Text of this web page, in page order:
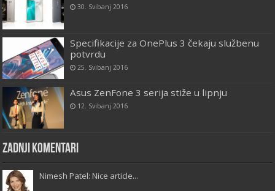
30. Svibanj 2016
Specifikacije za OnePlus 3 čekaju službenu
potvrdu
25. Svibanj 2016
Asus ZenFone 3 serija stiže u lipnju
12. Svibanj 2016
Zadnji komentari
Nimesh Patel: Nice article...